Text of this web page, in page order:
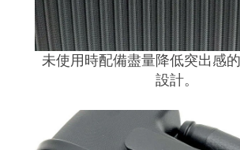
未使用時配備盡量降低突出感
設計。